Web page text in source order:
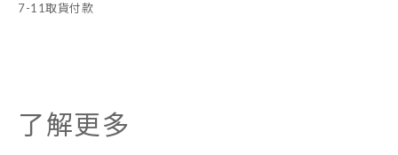
7-11取貨付款
了解更多